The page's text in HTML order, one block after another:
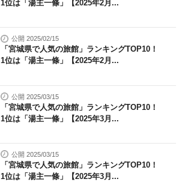
1位は「湯主一條」【2025年2月...
公開 2025/02/15
「宮城県で人気の旅館」ランキングTOP10！
1位は「湯主一條」【2025年2月...
公開 2025/03/15
「宮城県で人気の旅館」ランキングTOP10！
1位は「湯主一條」【2025年3月...
公開 2025/03/15
「宮城県で人気の旅館」ランキングTOP10！
1位は「湯主一條」【2025年3月...